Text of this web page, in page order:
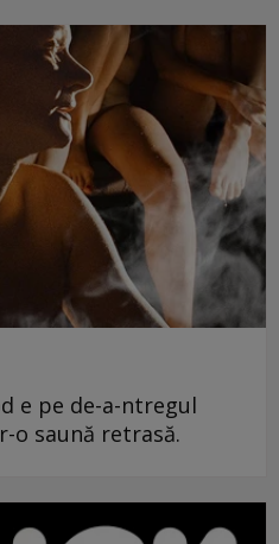
e pe de-a-ntregul
o saună retrasă.